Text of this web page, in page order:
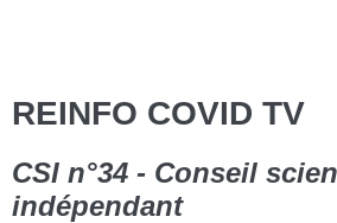
REINFO COVID TV
CSI n°34 - Conseil
indépendant